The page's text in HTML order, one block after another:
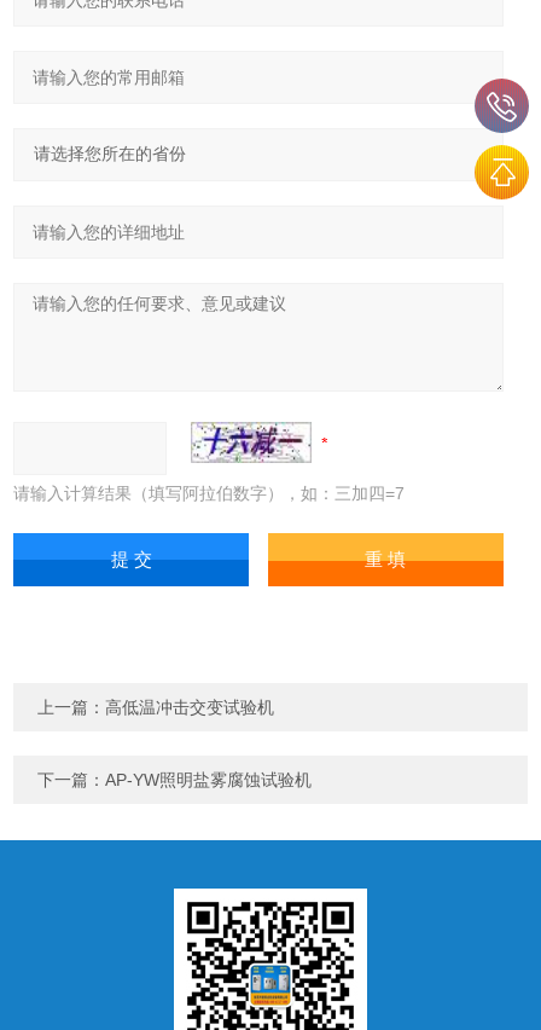
请输入计算结果（填写阿拉伯数字），如：三加四=7
上一篇：高低温冲击交变试验机
下一篇：AP-YW照明盐雾腐蚀试验机